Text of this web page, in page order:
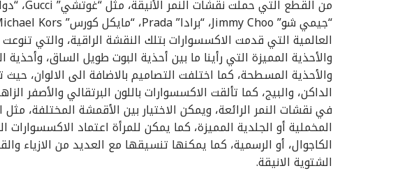
العالمية التي قدمت الاكسسوارات بتلك النقشة الراقية، والتي تنوعت
والأحذية المميزة التي رأينا ما بين أحذية البوت طويل الساق، وأحذية
والأحذية المسطحة، كما اختلفت التصاميم بالاضافة الى الالوان، حيث
الداكن، والبيج، كما تألقت الاكسسوارات باللون البرتقالي والأصفر
في نقشات النمر الرائعة، ويمكن الاختيار بين الأقمشة المختلفة،
المخملية أو الجلدية المميزة، كما يمكن للمرأة اعتماد الاكسسوارات
الكاجوال، أو الرسمية، كما يمكنها تنسيقها مع العديد من الازياء
الشتوية الانيقة.